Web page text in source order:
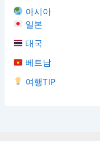
아시아
일본
태국
베트남
여행TIP